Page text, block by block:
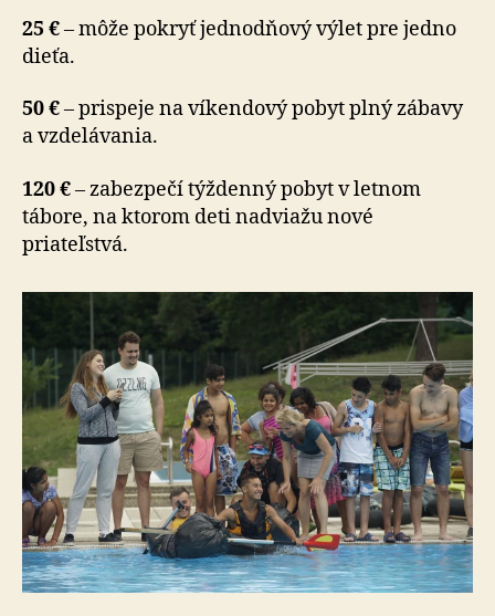
25 €– môže pokryť jedno­dňový výlet pre jedno
dieťa.
50 €– prispeje na víkendový pobyt plný zábavy
a vzde­lá­va­nia.
120 €– zabezpečí týždenný pobyt v letnom
tábore, na ktorom deti nadviažu nové
priateľstvá.